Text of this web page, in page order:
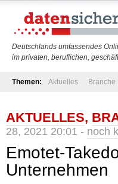
Deutschlands umfassendes
im privaten, beruflichen,
Themen: Aktuelles Branche
AKTUELLES,
28, 2021 20:01 - noch
Emotet-
Unternehmen